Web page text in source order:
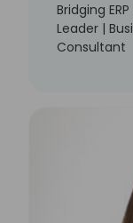
Bridging
Leader |
Consultant